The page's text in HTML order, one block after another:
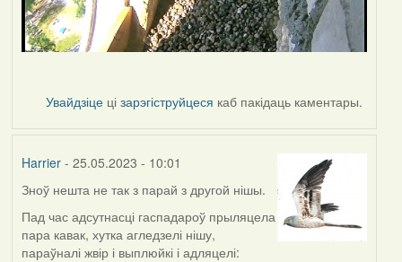
Увайдзіце цізарэгіструйцеся каб пакідаць каментары.
Harrier- 25.05.2023 - 10:01
Зноў нешта не так з парай з другой нішы.
Пад час адсутнасці гаспадароў прыляцела
пара кавак, хутка агледзелі нішу,
параўналі жвір і выплюйкі і адляцелі: